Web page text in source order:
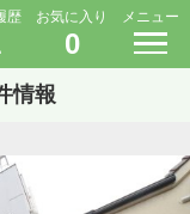
歴 お気に入り
0
メニュー
情報